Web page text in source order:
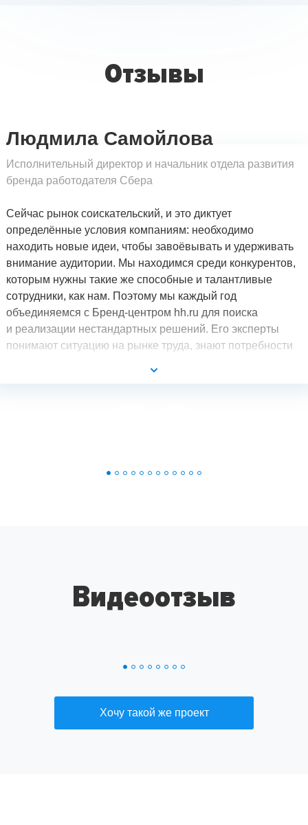
Отзывы
Людмила Самойлова
Исполнительный директор и начальник отдела развития
бренда работодателя Сбера
Сейчас рынок соискательский, и это диктует
определённые условия компаниям: необходимо
находить новые идеи, чтобы завоёвывать и удерживать
внимание аудитории. Мы находимся среди конкурентов,
которым нужны такие же способные и талантливые
сотрудники, как нам. Поэтому мы каждый год
объединяемся с Бренд-центром hh.ru для поиска
и реализации нестандартных решений. Его эксперты
понимают ситуацию на рынке труда, знают потребности
Видеоотзыв
Хочу такой же проект